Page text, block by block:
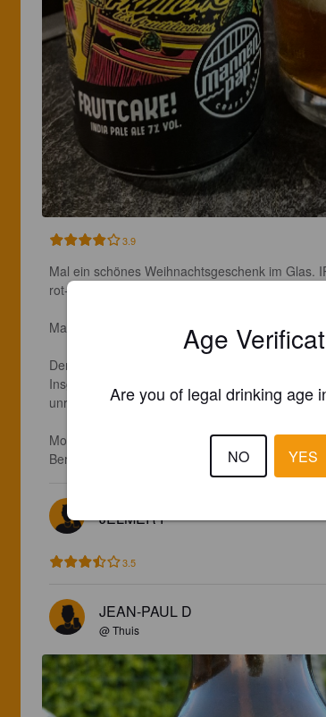
3.9
Mal ein schönes Weihnachtsgeschenk im Glas.
rot-golden im Glas, nur leicht trüb mit viel
Malzig-süße Fruchtnase: reife Orange, vielleicht
Der Antrunk passt. Steifes Malzbett, dazu
Insgesamt recht süßlich-fruchtig. Der Körper
unrund. Hier gesellt sich eine leicht säuerliche
Moderat herb aushallend, recht lange
Bereich.
JELMER P
3.5
JEAN-PAUL D
@ Thuis
Age
Are you of legal drinking age
NO YES